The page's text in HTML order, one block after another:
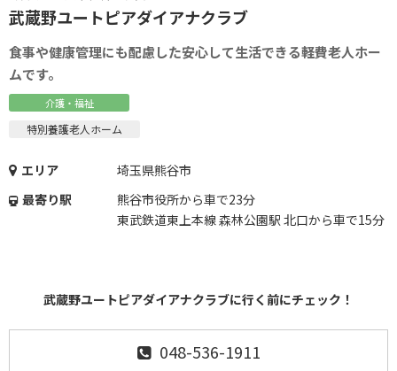
武蔵野ユートピアダイアナクラブ
食事や健康管理にも配慮した安心して生活できる軽費老人ホー
ムです。
介護・福祉
特別養護老人ホーム
エリア
埼玉県熊谷市
最寄り駅
熊谷市役所から車で23分
東武鉄道東上本線 森林公園駅 北口から車で15分
武蔵野ユートピアダイアナクラブに行く前にチェック！
048-536-1911